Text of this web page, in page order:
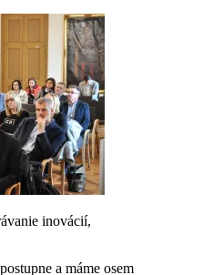
inovácií,
a máme osem